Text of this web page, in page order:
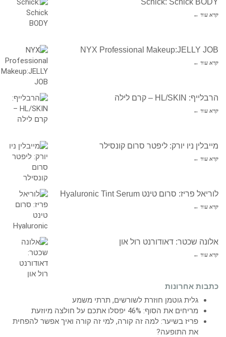
קרא עוד ←
NYX Professional Makeup:JELLY JOB
קרא עוד ←
הרבלייף: HL/SKIN – קרם לילה
קרא עוד ←
מייבלין ניו יורק: ליפטר סרום קונסילר
קרא עוד ←
לוריאל פריז: סרום טינט Hyaluronic Tint Serum
קרא עוד ←
אלונה שכטר: דאודורנט רול און
קרא עוד ←
כתבות אחרונות
גלית גוטמן חוזרת לשורשים, תרתי משמע
מריחים את הסוף: 46% יפסלו אתכם על חולצה מיוזעת
פריז בשיער: למה זה קורה, למי זה קורה ואיך אפשר להפחית
את התופעה?